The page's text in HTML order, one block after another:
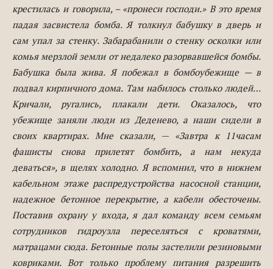
крестилась и говорила, – «пронеси господи.» В это время
падая засвистела бомба. Я толкнул бабушку в дверь и
сам упал за стенку. Забарабанили о стенку осколки или
комья мерзлой земли от недалеко разорвавшейся бомбы.
Бабушка была жива. Я побежал в бомбоубежище — в
подвал кирпичного дома. Там набилось столько людей…
Кричали, ругались, плакали дети. Оказалось, что
убежище заняли люди из Деденево, а наши сидели в
своих квартирах. Мне сказали, — «Завтра
к 11часам
фашисты снова прилетят бомбить, а нам некуда
деваться», в щелях холодно. Я вспомнил, что в нижнем
кабельном этаже распредустройства насосной станции,
надежное бетонное перекрытие, а кабели обесточены.
Поставив охрану у входа, я дал команду всем семьям
сотрудников гидроузла переселяться с кроватями,
матрацами сюда. Бетонные полы застелили резиновыми
ковриками. Вот только проблему питания разрешить